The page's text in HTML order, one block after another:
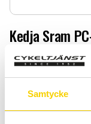
Samtycke
Kedja Sram
Kedja Sram PC-
299:-
Quantity